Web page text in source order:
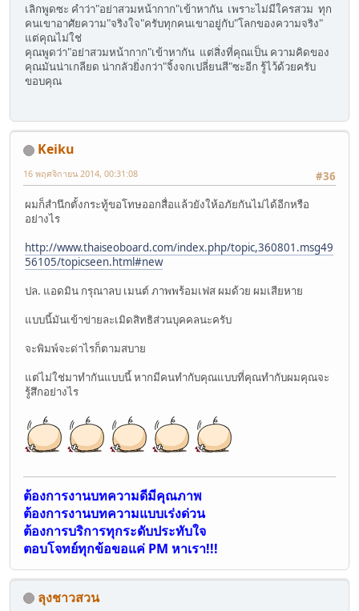
เลิกพูดซะ คำว่า"อย่าสวมหน้ากาก"เข้าหากัน เพราะไม่มีใครสวม ทุก
คนเขาอาศัยความ"จริงใจ"ครับทุกคนเขาอยู่กับ"โลกของความจริง"
แต่คุณไม่ใช่
คุณพูดว่า"อย่าสวมหน้ากาก"เข้าหากัน แต่สิ่งที่คุณเป็น ความคิดของ
คุณมันน่าเกลียด น่ากลัวยิ่งกว่า"จิ้งจกเปลี่ยนสี"ซะอีก รู้ไว้ด้วยครับ
ขอบคุณ
Keiku
#36
16 พฤศจิกายน 2014, 00:31:08
ผมก็สำนึกตั้งกระทู้ขอโทษออกสื่อแล้วยังให้อภัยกันไม่ได้อีกหรือ
อย่างไร
http://www.thaiseoboard.com/index.php/topic,360801.msg49
56105/topicseen.html#new
ปล. แอดมิน กรุณาลบ เมนต์ ภาพพร้อมเฟส ผมด้วย ผมเสียหาย
แบบนี้มันเข้าข่ายละเมิดสิทธิส่วนบุคคลนะครับ
จะพิมพ์จะด่าไรก็ตามสบาย
แต่ไม่ใช่มาทำกันแบบนี้ หากมีคนทำกับคุณแบบที่คุณทำกับผมคุณจะ
รู้สึกอย่างไร
ต้องการงานบทความดีมีคุณภาพ
ต้องการงานบทความแบบเร่งด่วน
ต้องการบริการทุกระดับประทับใจ
ตอบโจทย์ทุกข้อขอแค่ PM หาเรา!!!
ลุงชาวสวน